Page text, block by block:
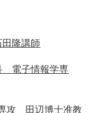
隆講師
電子情報学専
攻 田辺博士准教